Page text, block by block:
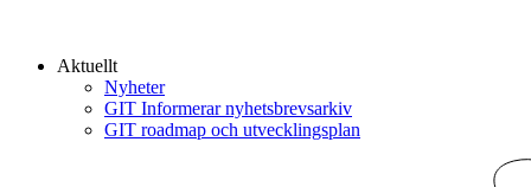
Aktuellt
Nyheter
GIT Informerar nyhetsbrevsarkiv
GIT roadmap och utvecklingsplan